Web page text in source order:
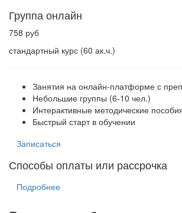
Группа онлайн
758 руб
стандартный курс (60 ак.ч.)
Занятия на онлайн-платформе с
Небольшие группы (6-10 чел.)
Интерактивные методические
Быстрый старт в обучении
Записаться
Способы оплаты или рассрочка
Подробнее